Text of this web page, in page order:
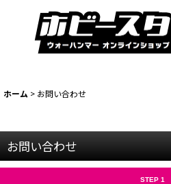
ホーム > お問い合わせ
お問い合わせ
STEP 1